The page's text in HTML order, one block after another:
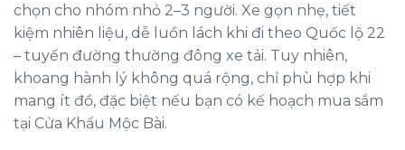
chọn cho nhóm nhỏ 2–3 người. Xe gọn nhẹ, tiết
kiệm nhiên liệu, dễ luồn lách khi đi theo Quốc lộ 22
– tuyến đường thường đông xe tải. Tuy nhiên,
khoang hành lý không quá rộng, chỉ phù hợp khi
mang ít đồ, đặc biệt nếu bạn có kế hoạch mua sắm
tại Cửa Khẩu Mộc Bài.